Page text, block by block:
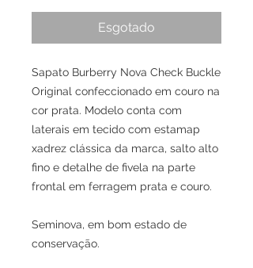
Esgotado
Sapato Burberry Nova Check Buckle
Original confeccionado em couro na
cor prata. Modelo conta com
laterais em tecido com estamap
xadrez clássica da marca, salto alto
fino e detalhe de fivela na parte
frontal em ferragem prata e couro.
Seminova, em bom estado de
conservação.